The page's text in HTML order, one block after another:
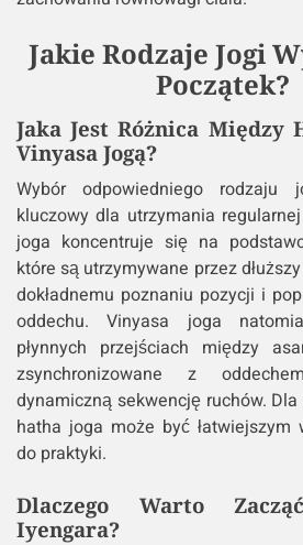
Jakie Rodzaje Jogi
Początek?
Jaka Jest Różnica Między
Vinyasa Jogą?
Wybór odpowiedniego
kluczowy dla utrzymania
joga koncentruje się na
które są utrzymywane przez
dokładnemu poznaniu pozycji i
oddechu. Vinyasa joga
płynnych przejściach między
zsynchronizowane z
dynamiczną sekwencję ruchów.
hatha joga może być łatwiejszym
do praktyki.
Dlaczego Warto
Iyengara?